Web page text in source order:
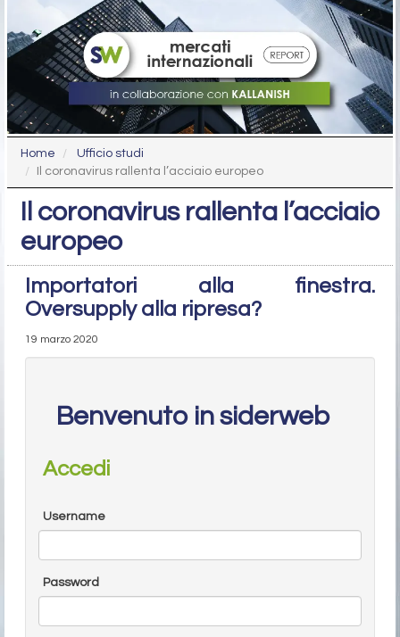
Home
Ufficio studi
Il coronavirus rallenta l’acciaio europeo
Il coronavirus rallenta l’acciaio
europeo
Importatori alla finestra.
Oversupply alla ripresa?
19 marzo 2020
Benvenuto in siderweb
Accedi
Username
Password